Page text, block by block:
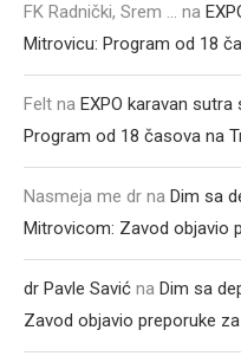
FK Radnički, Srem ... na
Mitrovicu: Program od 18
Felt na EXPO karavan
Program od 18 časova na
Nasmeja me dr na Dim sa
Mitrovicom: Zavod objavio
dr Pavle Savić na Dim sa
Zavod objavio preporuke